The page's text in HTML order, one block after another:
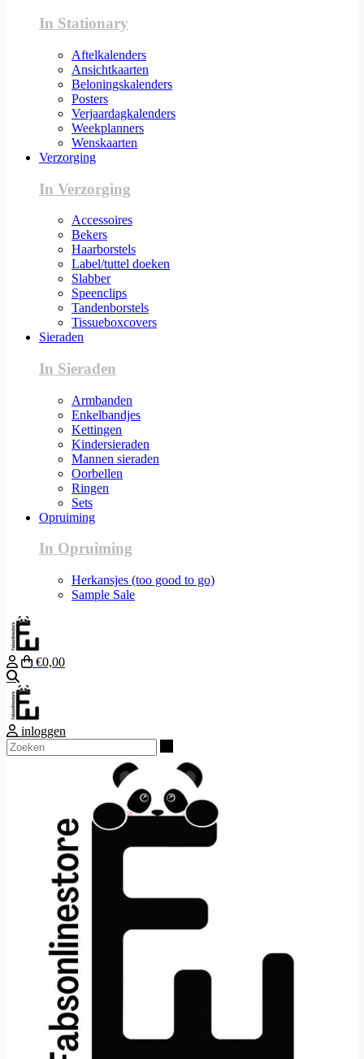
In Stationary
Aftelkalenders
Ansichtkaarten
Beloningskalenders
Posters
Verjaardagkalenders
Weekplanners
Wenskaarten
Verzorging
In Verzorging
Accessoires
Bekers
Haarborstels
Label/tuttel doeken
Slabber
Speenclips
Tandenborstels
Tissueboxcovers
Sieraden
In Sieraden
Armbanden
Enkelbandjes
Kettingen
Kindersieraden
Mannen sieraden
Oorbellen
Ringen
Sets
Opruiming
In Opruiming
Herkansjes (too good to go)
Sample Sale
€0,00
inloggen